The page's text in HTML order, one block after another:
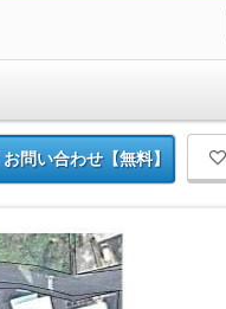
お問い合わせ【無料】